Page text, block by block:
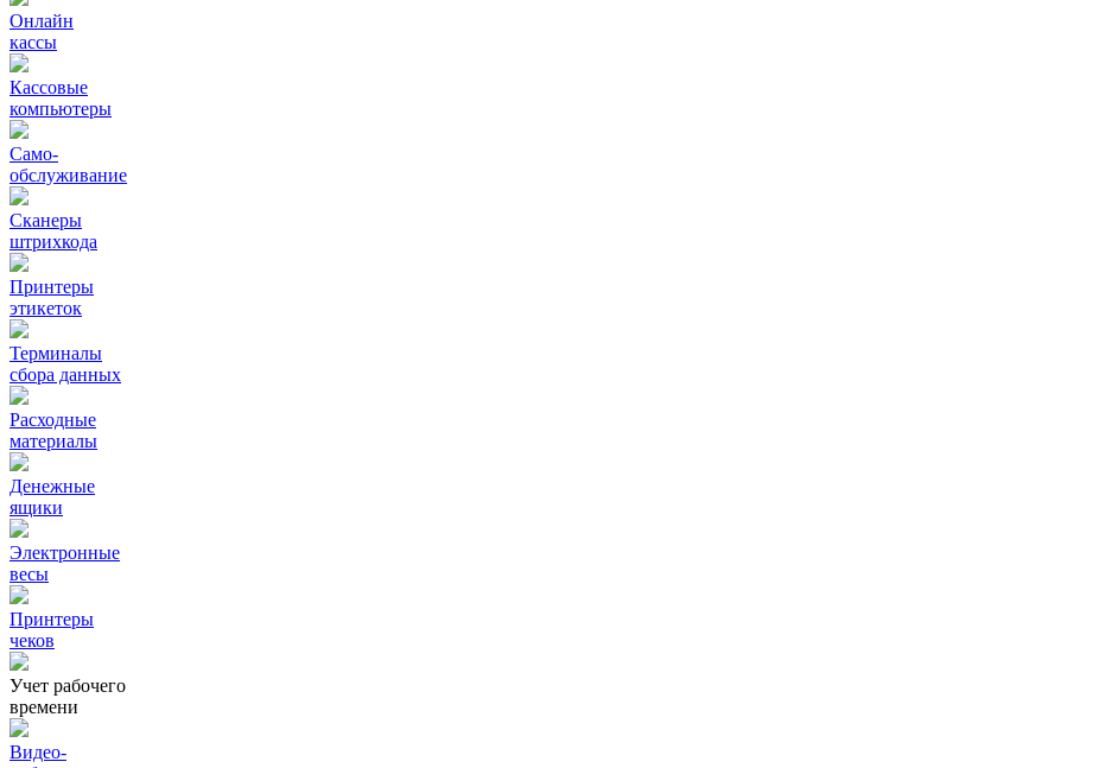
Онлайн
кассы
Кассовые
компьютеры
Само-
обслуживание
Сканеры
штрихкода
Принтеры
этикеток
Терминалы
сбора данных
Расходные
материалы
Денежные
ящики
Электронные
весы
Принтеры
чеков
Учет рабочего
времени
Видео‑